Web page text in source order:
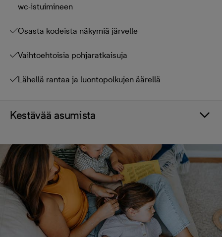
wc-istuimineen
Osasta kodeista näkymiä järvelle
Vaihtoehtoisia pohjaratkaisuja
Lähellä rantaa ja luontopolkujen äärellä
Kestävää asumista